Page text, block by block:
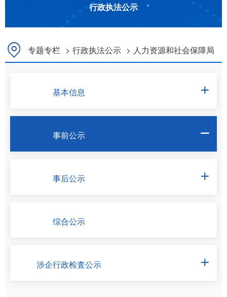
行政执法公示
专题专栏 > 行政执法公示 > 人力资源和社会保障局
基本信息 
事前公示 
事后公示 
综合公示
涉企行政检査公示 